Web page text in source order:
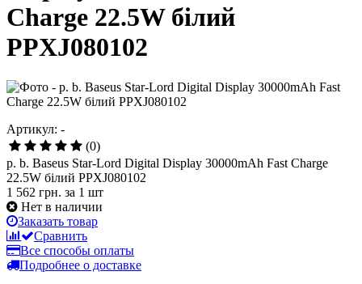
Charge 22.5W білий
PPXJ080102
Артикул: -
(0)
p. b. Baseus Star-Lord Digital Display 30000mAh Fast Charge
22.5W білий PPXJ080102
1 562 грн. за 1 шт
Нет в наличии
Заказать товар
Сравнить
Все способы оплаты
Подробнее о доставке